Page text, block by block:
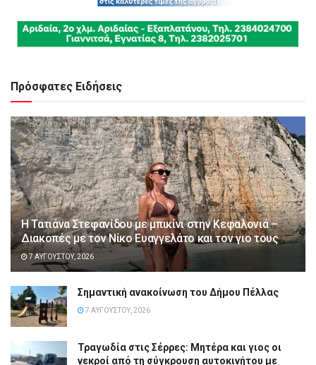
Πρόσφατες Ειδήσεις
Η Τατιάνα Στεφανίδου με μπικίνι στην Κεφαλονιά –
Διακοπές με τον Νίκο Ευαγγελάτο και τον γιο τους
7 ΑΥΓΟΎΣΤΟΥ, 2026
Σημαντική ανακοίνωση του Δήμου Πέλλας
7 ΑΥΓΟΎΣΤΟΥ, 2026
Τραγωδία στις Σέρρες: Μητέρα και γιος οι
νεκροί από τη σύγκρουση αυτοκινήτου με